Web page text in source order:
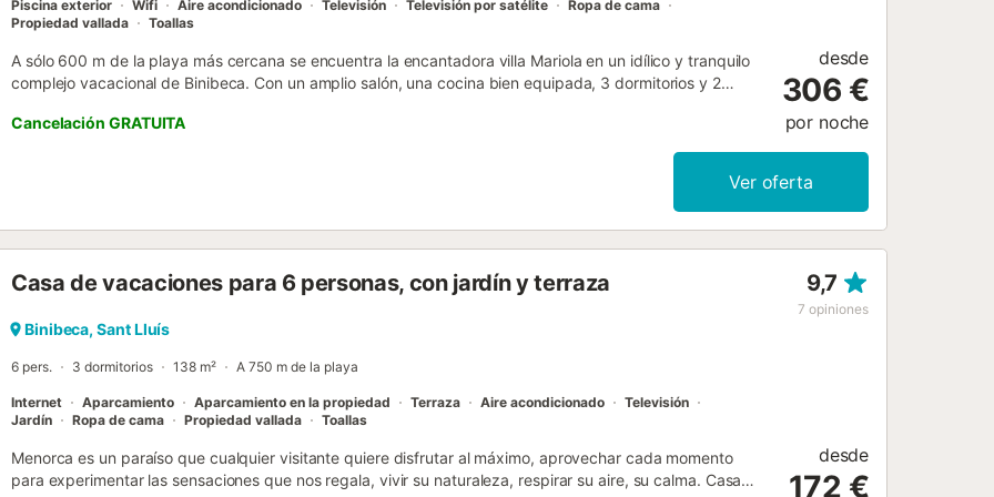
Piscina exterior Wifi Aire acondicionado Televisión Televisión por satélite
Ropa de cama
Propiedad vallada
Toallas
A sólo 600 m de la playa más cercana se encuentra la encantadora villa Mariola en un idílico y tranquilo
complejo vacacional de Binibeca. Con un amplio salón, una cocina bien equipada, 3 dormitorios y 2
totalmente climatizada, tiene capacidad para 6 personas. También dispone de Wi-Fi gratuito y televisión
por satélite, así como de plazas de aparcamiento disponibles en la calle. Hay una cuna gratuita y una
trona de pago. Una segunda cuna está disponible, si se solicita, por un suplemento. En la terraza, con
fantásticas vistas al entorno mediterráneo, podrá pasar unas vacaciones realmente relajantes gracias al
mobiliario de jardín, la barbacoa y la piscina. Restaurantes y bares se encuentran en las inmediaciones.
Hay una parada de autobús a 500 m de la casa. No se admiten animales de compañía....
Cancelación GRATUITA
desde
306 €
por noche
Ver oferta
Casa de vacaciones para 6 personas, con jardín y terraza 9,7
7 opiniones
Binibeca, Sant Lluís
6 pers. 3 dormitorios 138 m² A 750 m de la playa
Internet Aparcamiento Aparcamiento en la propiedad Terraza Aire acondicionado
Televisión
Jardín
Ropa de cama Propiedad vallada Toallas
Menorca es un paraíso que cualquier visitante quiere disfrutar al máximo, aprovechar cada momento
para experimentar las sensaciones que nos regala, vivir su naturaleza, respirar su aire, su calma. Casa
desde
172 €